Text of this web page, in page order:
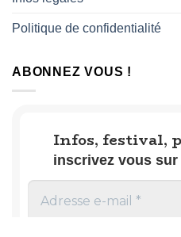
Politique de confidentialité
ABONNEZ VOUS !
Infos, festival,
inscrivez vous